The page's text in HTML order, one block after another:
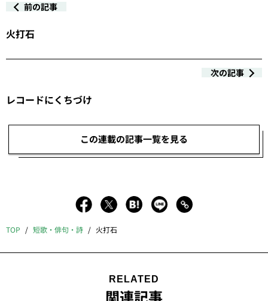
前の記事
火打石
次の記事
レコードにくちづけ
この連載の記事一覧を見る
TOP 短歌・俳句・詩 火打石
RELATED